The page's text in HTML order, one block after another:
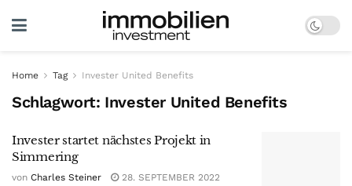
Home Tag Invester United Benefits
Schlagwort: Invester United Benefits
Invester startet nächstes Projekt in
Simmering
von Charles Steiner 28. SEPTEMBER 2022